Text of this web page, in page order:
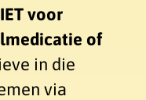
voor
of
in die
via